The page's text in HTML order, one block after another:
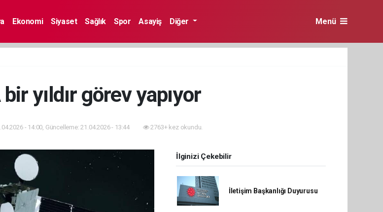
Ekonomi Siyaset Sağlık Spor Asayiş Diğer Menü
yıldır görev yapıyor
- 14:00, Güncelleme: 21.04.2026 - 13:44 2763+ kez okundu.
İlginizi Çekebilir
İletişim Başkanlığı Duyurusu